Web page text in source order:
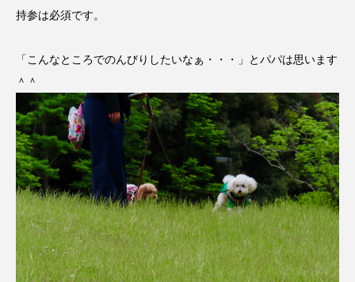
持参は必須です。
「こんなところでのんびりしたいなぁ・・・」とパパは思います
＾＾